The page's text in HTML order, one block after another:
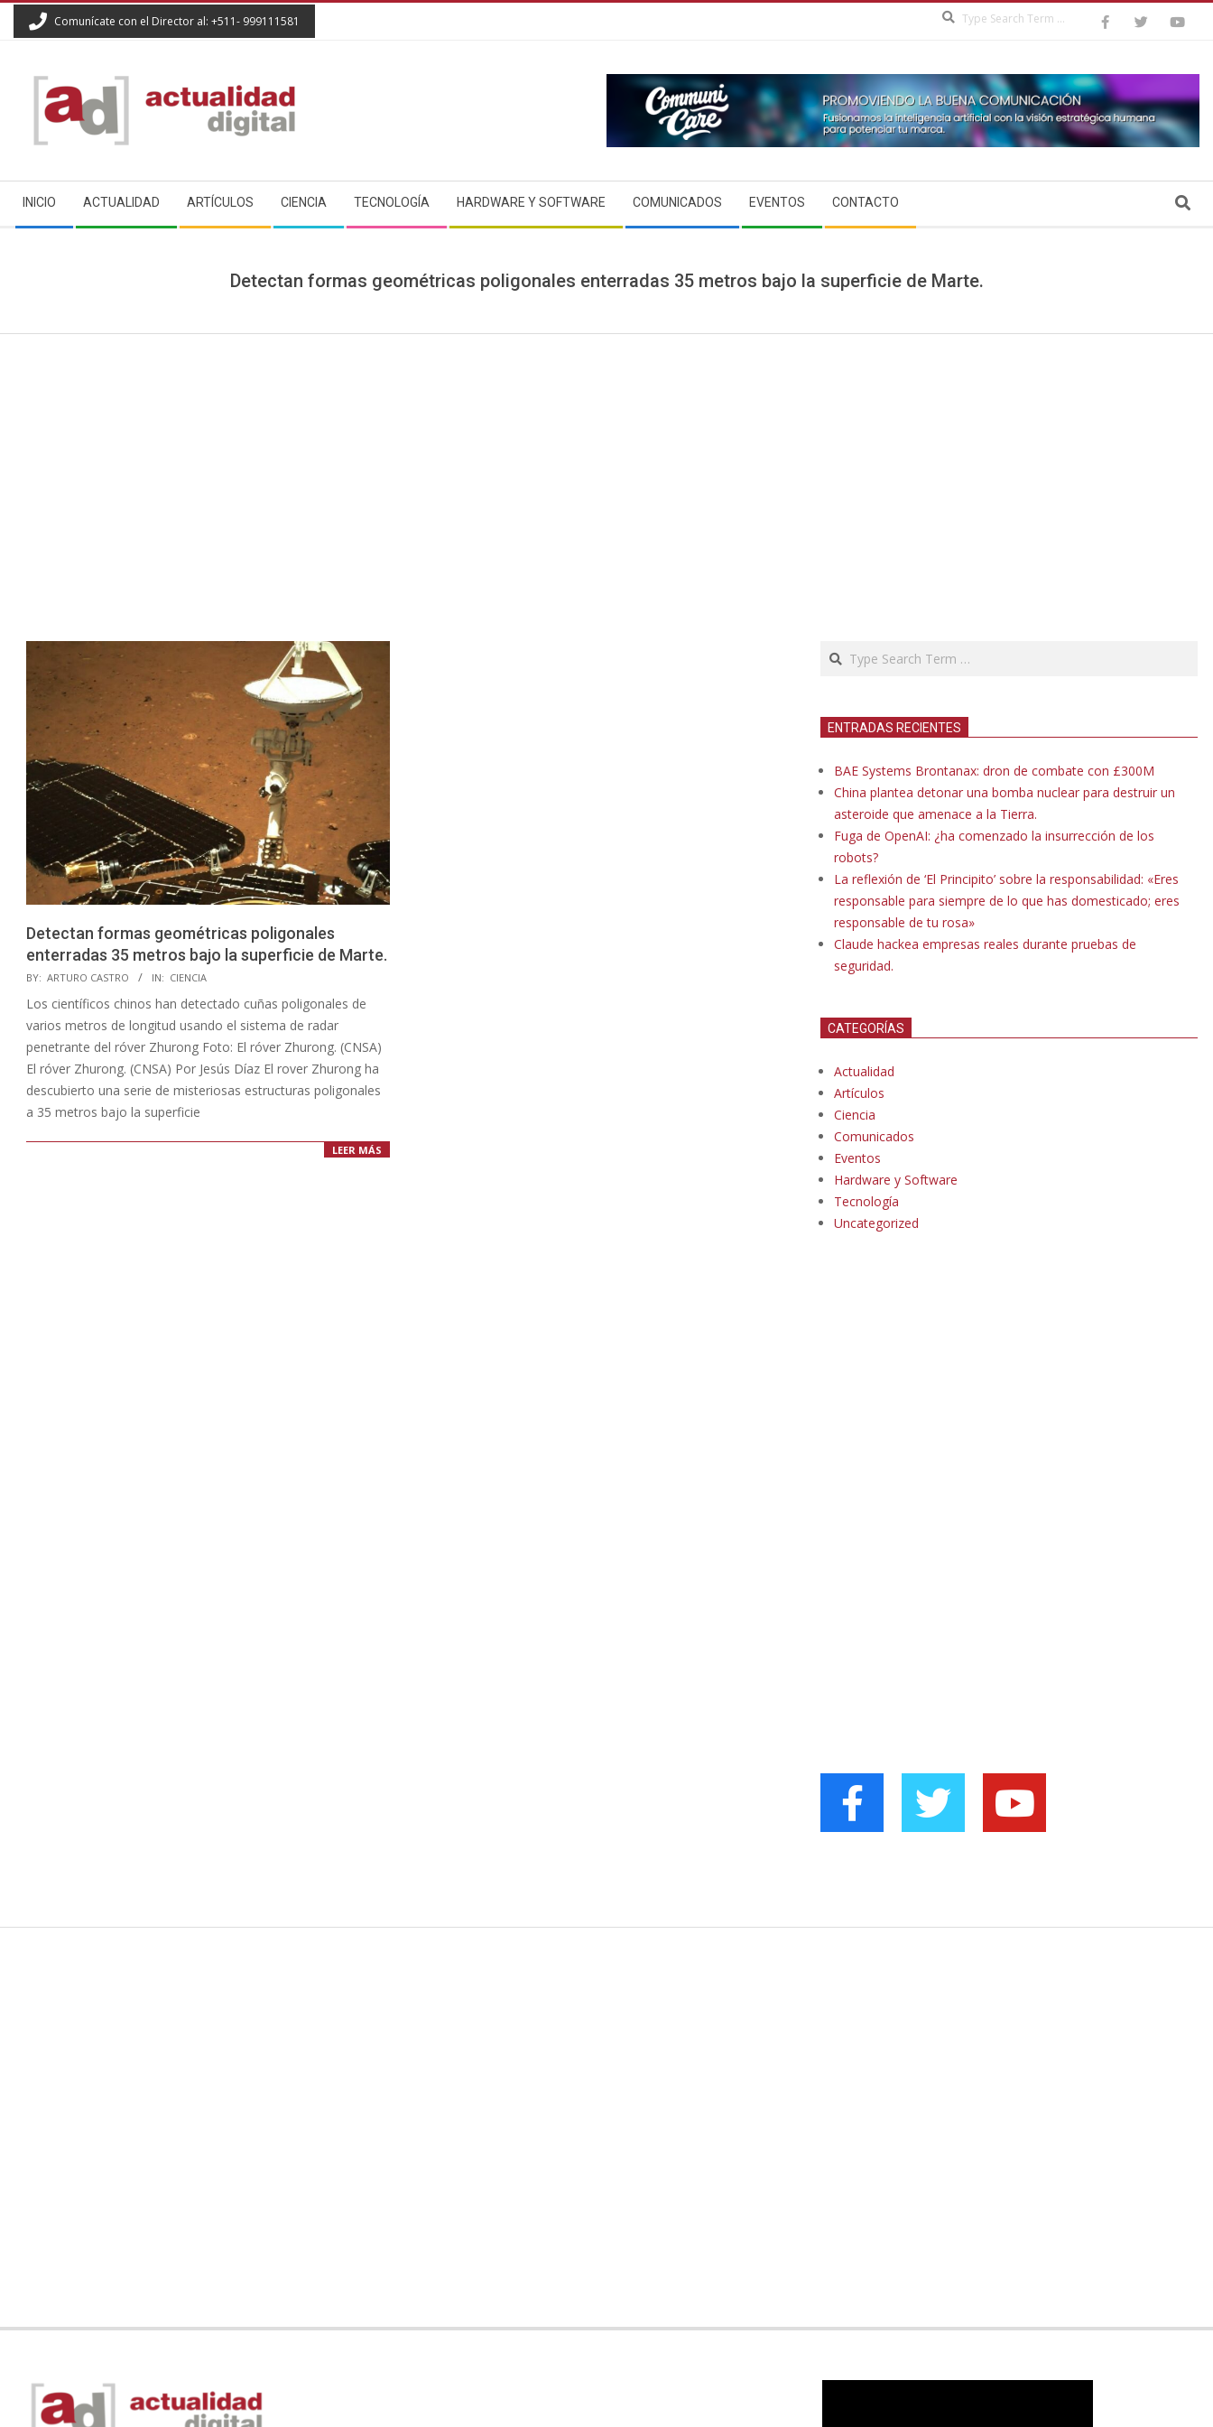
Comunícate con el Director al: +511- 999111581
ACTUALIDAD
DIGITAL
Navigation
Menu
INICIO ACTUALIDAD ARTÍCULOS CIENCIA TECNOLOGÍA HARDWARE Y SOFTWARE COMUNICADOS EVENTOS CONTACTO Search
Detectan formas geométricas poligonales enterradas 35 metros bajo la superficie de Marte.
Detectan formas geométricas poligonales
enterradas 35 metros bajo la superficie de Marte.
2023-
12-
18
BY: ARTURO CASTRO IN: CIENCIA
Los científicos chinos han detectado cuñas poligonales de
varios metros de longitud usando el sistema de radar
penetrante del róver Zhurong Foto: El róver Zhurong. (CNSA)
El róver Zhurong. (CNSA) Por Jesús Díaz El rover Zhurong ha
descubierto una serie de misteriosas estructuras poligonales
a 35 metros bajo la superficie
LEER MÁS
Search
ENTRADAS RECIENTES
BAE Systems Brontanax: dron de combate con £300M
China plantea detonar una bomba nuclear para destruir un
asteroide que amenace a la Tierra.
Fuga de OpenAI: ¿ha comenzado la insurrección de los
robots?
La reflexión de ‘El Principito’ sobre la responsabilidad: «Eres
responsable para siempre de lo que has domesticado; eres
responsable de tu rosa»
Claude hackea empresas reales durante pruebas de
seguridad.
CATEGORÍAS
Actualidad
Artículos
Ciencia
Comunicados
Eventos
Hardware y Software
Tecnología
Uncategorized